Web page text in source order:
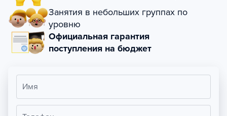
Занятия в небольших группах по
уровню
Официальная гарантия
поступления на бюджет
Имя